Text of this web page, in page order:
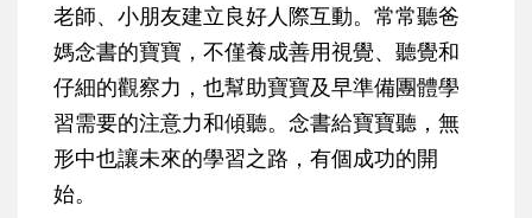
老師、小朋友建立良好人際互動。常常聽爸
媽念書的寶寶，不僅養成善用視覺、聽覺和
仔細的觀察力，也幫助寶寶及早準備團體學
習需要的注意力和傾聽。念書給寶寶聽，無
形中也讓未來的學習之路，有個成功的開
始。